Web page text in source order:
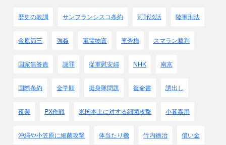
歴史の教訓 サンフランシスコ条約 河野談話 陸軍刑法
金原節三 強姦 軍需物資 李秀梅 スマラン裁判
国家無答責 謝罪 従軍慰安婦 NHK 南京
国際条約 金学順 挺身隊問題 復命書 誘出し
夜襲 PX作戦 米国本土に対する細菌攻撃 小暮泰用
沖縄や小笠原に細菌攻撃 体当たり機 竹内徳治 償い金